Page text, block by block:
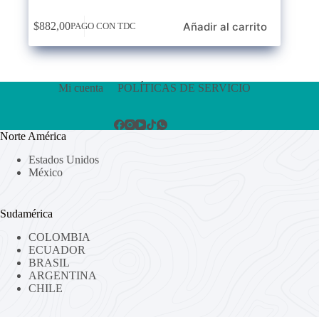
$882,00PAGO CON TDC Añadir al carrito
Mi cuenta POLÍTICAS DE SERVICIO
Norte América
Estados Unidos
México
Sudamérica
COLOMBIA
ECUADOR
BRASIL
ARGENTINA
CHILE